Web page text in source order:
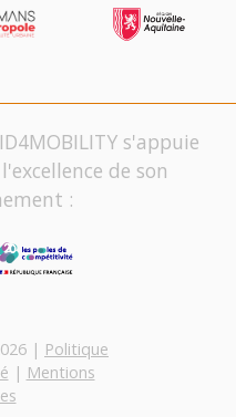
s'appuie
de son
:
| Politique
| Mentions